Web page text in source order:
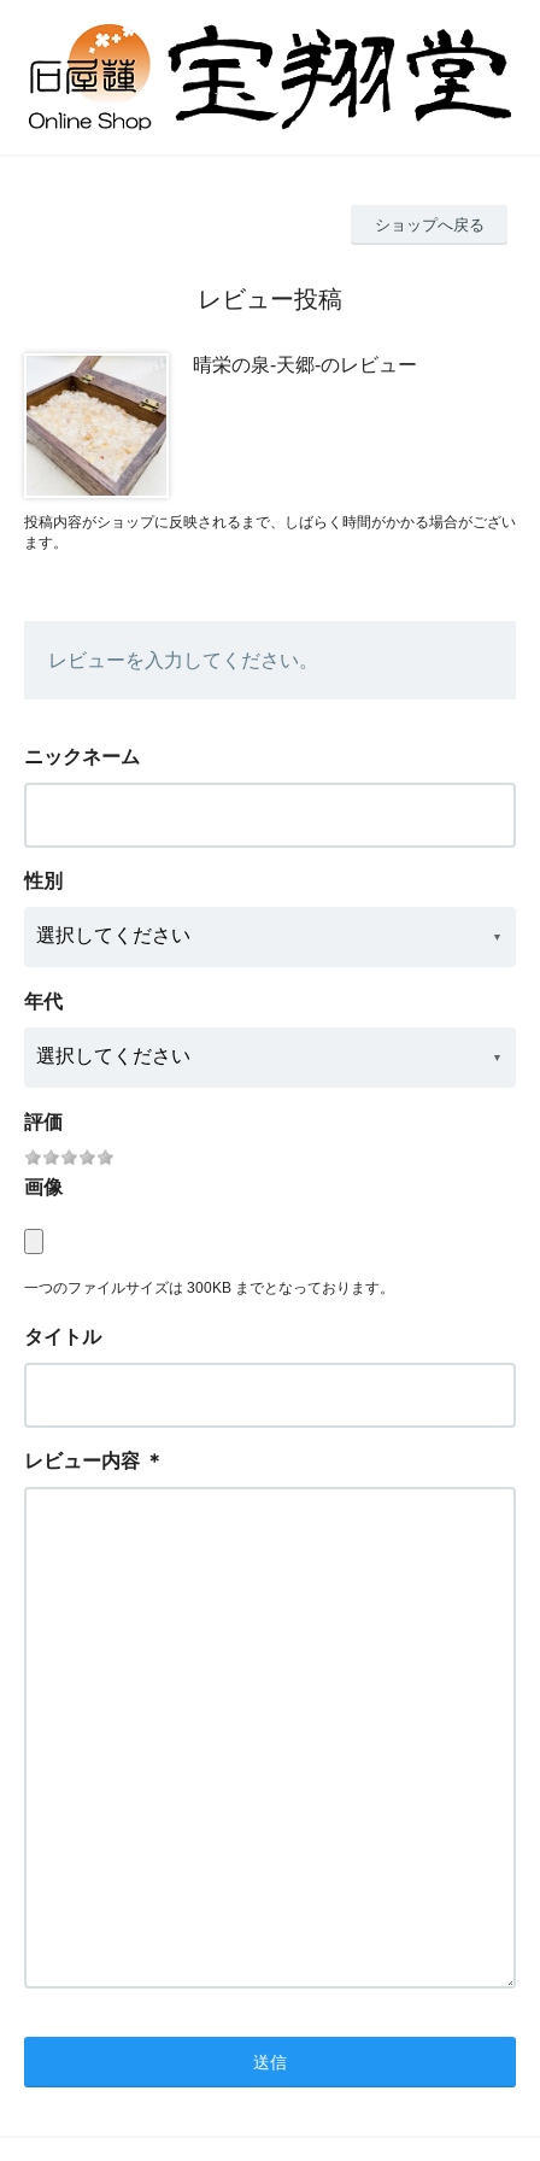
ショップへ戻る
レビュー投稿
晴栄の泉‐天郷‐のレビュー
投稿内容がショップに反映されるまで、しばらく時間がかかる場合がござい
ます。
レビューを入力してください。
ニックネーム
性別
年代
評価
画像
一つのファイルサイズは 300KB までとなっております。
タイトル
レビュー内容 ＊